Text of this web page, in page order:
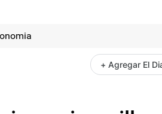
+ Agregar El